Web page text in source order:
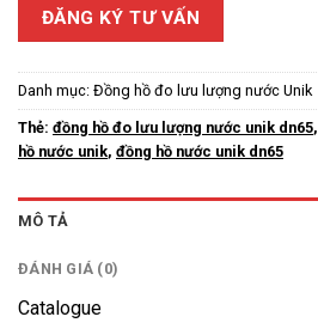
ĐĂNG KÝ TƯ VẤN
Danh mục: Đồng hồ đo lưu lượng nước Unik
Thẻ: đồng hồ đo lưu lượng nước unik dn65,
hồ nước unik, đồng hồ nước unik dn65
MÔ TẢ
ĐÁNH GIÁ (0)
Catalogue